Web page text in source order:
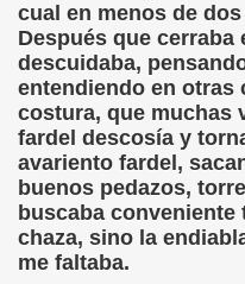
cual en menos de
Después que cerraba
descuidaba,
entendiendo en otras
costura, que muchas
fardel descosía y
avariento fardel,
buenos pedazos,
buscaba conveniente
chaza, sino la
me faltaba.
Lectobraillístico
Otero)
ajedrecistas ciegos
Martín Figueroa)
Ángel Vázquez)